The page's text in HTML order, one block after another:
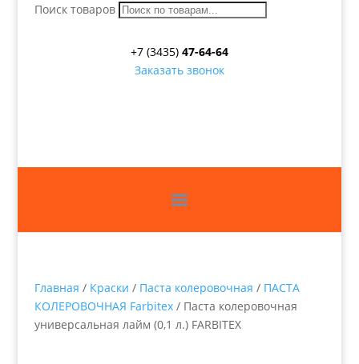
Поиск товаров
+7 (3435) 47-64-64
Заказать звонок
Главная / Краски / Паста колеровочная / ПАСТА
КОЛЕРОВОЧНАЯ Farbitex/ Паста колеровочная
универсальная лайм (0,1 л.) FARBITEX